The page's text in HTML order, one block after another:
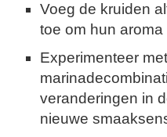
Voeg de kruiden
toe om hun
Experimenteer
veranderingen in
nieuwe